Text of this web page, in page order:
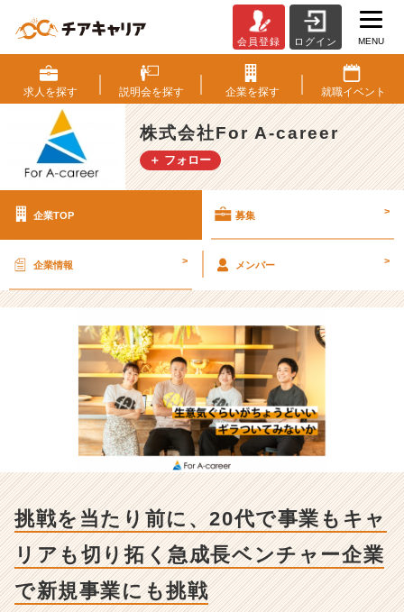
式
会
社
F
o
r
a
e
の
採
用/
求
人
-
た
前
に、
2
会員登録 ログイン MENU
求人を探す 説明会を探す 企業を探す 就職イベント
株式会社For A-career
＋ フォロー
企業TOP 募集 >
企業情報 > メンバー >
挑戦を当たり前に、20代で事業もキャ
リアも切り拓く急成長ベンチャー企業
で新規事業にも挑戦